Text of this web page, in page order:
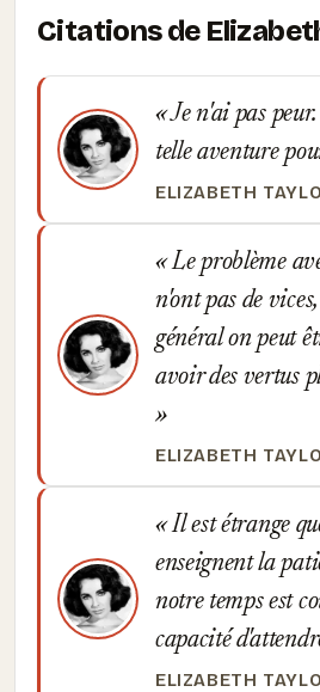
Citations de
Je n'ai pas
telle aventure
ELIZABETH
Le problème
n'ont pas de
général on peut
avoir des vertus
ELIZABETH
Il est étrange
enseignent la
notre temps est
capacité
ELIZABETH